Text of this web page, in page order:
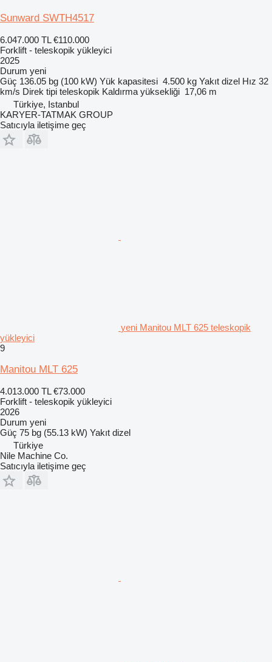
Sunward SWTH4517
6.047.000 TL €110.000
Forklift - teleskopik yükleyici
2025
Durum yeni
Güç 136.05 bg (100 kW) Yük kapasitesi 4.500 kg Yakıt dizel Hız 32
km/s Direk tipi teleskopik Kaldırma yüksekliği 17,06 m
Türkiye, Istanbul
KARYER-TATMAK GROUP
Satıcıyla iletişime geç
yeni Manitou MLT 625 teleskopik
yükleyici
9
Manitou MLT 625
4.013.000 TL €73.000
Forklift - teleskopik yükleyici
2026
Durum yeni
Güç 75 bg (55.13 kW) Yakıt dizel
Türkiye
Nile Machine Co.
Satıcıyla iletişime geç